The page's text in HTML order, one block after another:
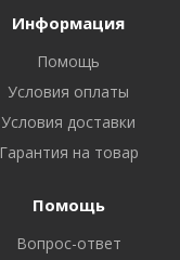
Информация
Помощь
Условия оплаты
Условия доставки
Гарантия на товар
Помощь
Вопрос-ответ